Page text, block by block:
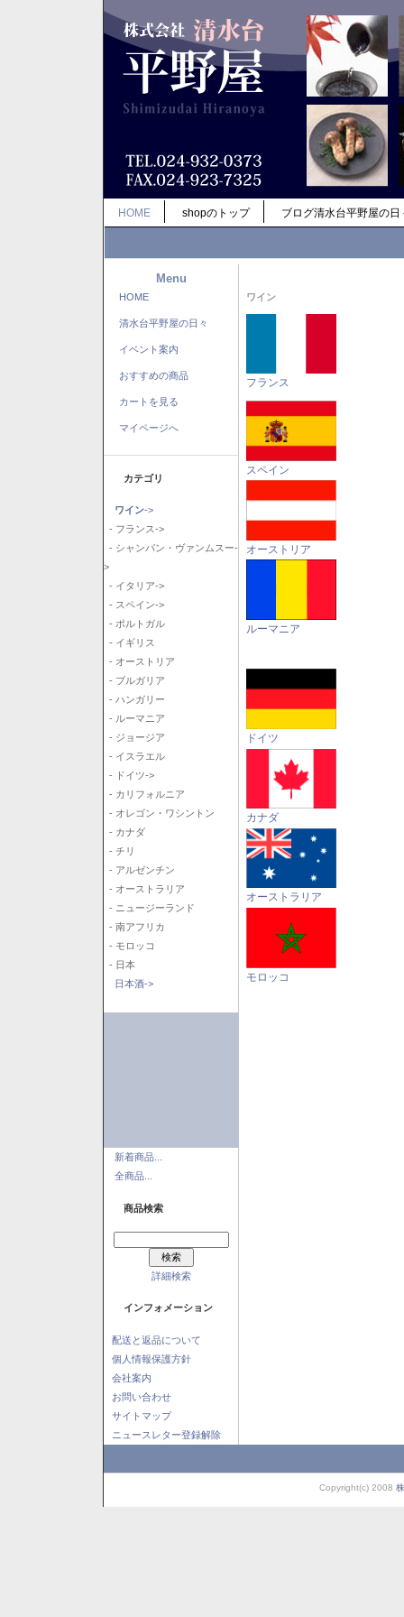
HOME shopのトップ ブログ清水台平野屋の日
Menu
HOME
清水台平野屋の日々
イベント案内
おすすめの商品
カートを見る
マイページへ
カテゴリ
ワイン->
- フランス->
- シャンパン・ヴァンムスー-
>
- イタリア->
- スペイン->
- ポルトガル
- イギリス
- オーストリア
- ブルガリア
- ハンガリー
- ルーマニア
- ジョージア
- イスラエル
- ドイツ->
- カリフォルニア
- オレゴン・ワシントン
- カナダ
- チリ
- アルゼンチン
- オーストラリア
- ニュージーランド
- 南アフリカ
- モロッコ
- 日本
日本酒->
新着商品...
全商品...
商品検索
詳細検索
インフォメーション
配送と返品について
個人情報保護方針
会社案内
お問い合わせ
サイトマップ
ニュースレター登録解除
ワイン
フランス
スペイン
オーストリア
ルーマニア
ドイツ
カナダ
オーストラリア
モロッコ
Copyright(c) 2008